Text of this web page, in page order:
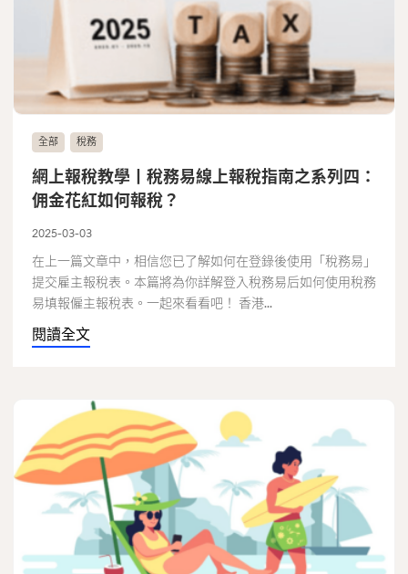
全部 稅務
網上報稅教學丨稅務易線上報稅指南之系列四：
佣金花紅如何報稅？
2025-03-03
在上一篇文章中，相信您已了解如何在登錄後使用「稅務易」
提交雇主報稅表。本篇將為你詳解登入稅務易后如何使用稅務
易填報僱主報稅表。一起來看看吧！ 香港...
閱讀全文